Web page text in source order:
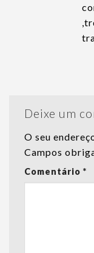
Deixe um
O seu
Campos
Comentário *